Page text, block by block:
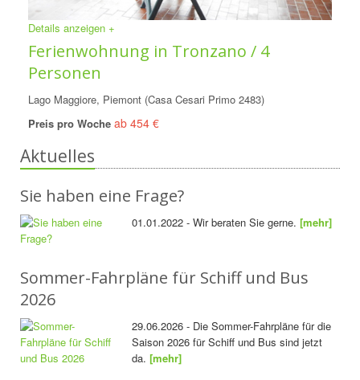
Details anzeigen +
Ferienwohnung in Tronzano / 4
Personen
Lago Maggiore, Piemont (Casa Cesari Primo 2483)
Preis pro Woche ab 454 €
Aktuelles
Sie haben eine Frage?
01.01.2022 - Wir beraten Sie gerne.[mehr]
Sommer-Fahrpläne für Schiff und Bus
2026
29.06.2026 - Die Sommer-Fahrpläne für die
Saison 2026 für Schiff und Bus sind jetzt
da.[mehr]